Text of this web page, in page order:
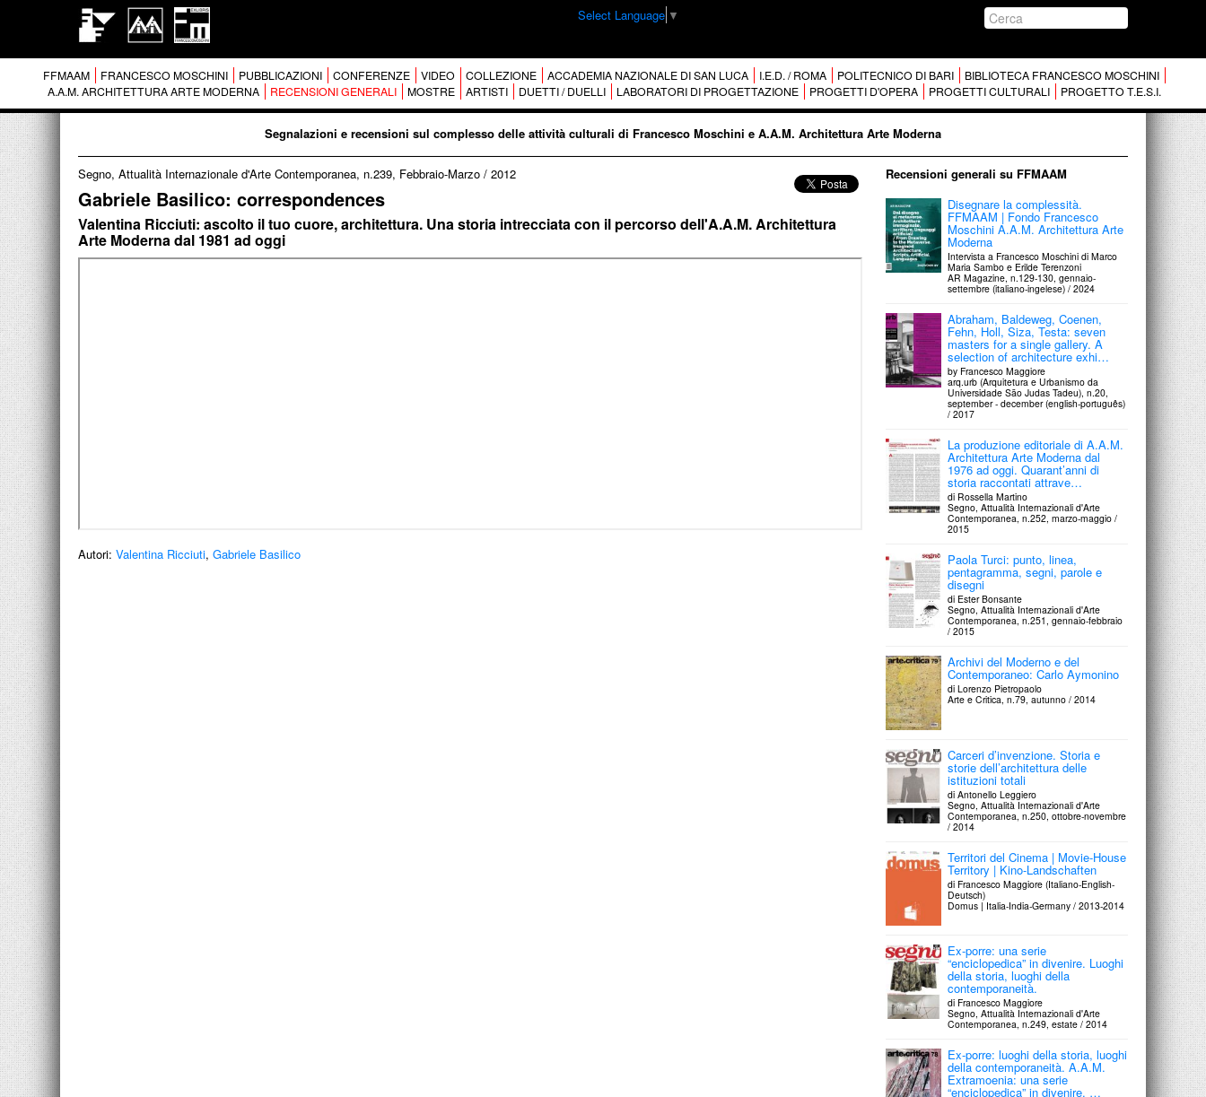
Select Language ▼
FFMAAM FRANCESCO MOSCHINI PUBBLICAZIONI CONFERENZE VIDEO COLLEZIONE ACCADEMIA NAZIONALE DI SAN LUCA I.E.D. / ROMA POLITECNICO DI BARI
BIBLIOTECA FRANCESCO MOSCHINI
A.A.M. ARCHITETTURA ARTE MODERNA
RECENSIONI GENERALI MOSTRE ARTISTI DUETTI / DUELLI LABORATORI DI PROGETTAZIONE PROGETTI D'OPERA PROGETTI CULTURALI PROGETTO T.E.S.I.
Segnalazioni e recensioni sul complesso delle attività culturali di Francesco Moschini e A.A.M. Architettura Arte Moderna
Segno, Attualità Internazionale d'Arte Contemporanea, n.239, Febbraio-Marzo / 2012
Gabriele Basilico: correspondences
Valentina Ricciuti: ascolto il tuo cuore, architettura. Una storia intrecciata con il percorso dell'A.A.M. Architettura
Arte Moderna dal 1981 ad oggi
Autori: Valentina Ricciuti, Gabriele Basilico
Recensioni generali su FFMAAM
Disegnare la complessità.
FFMAAM | Fondo Francesco
Moschini A.A.M. Architettura Arte
Moderna
Intervista a Francesco Moschini di Marco
Maria Sambo e Erilde Terenzoni
AR Magazine, n.129-130, gennaio-
settembre (italiano-ingelese) / 2024
Abraham, Baldeweg, Coenen,
Fehn, Holl, Siza, Testa: seven
masters for a single gallery. A
selection of architecture exhi…
by Francesco Maggiore
arq.urb (Arquitetura e Urbanismo da
Universidade São Judas Tadeu), n.20,
september - december (english-português)
/ 2017
La produzione editoriale di A.A.M.
Architettura Arte Moderna dal
1976 ad oggi. Quarant’anni di
storia raccontati attrave…
di Rossella Martino
Segno, Attualità Internazionali d'Arte
Contemporanea, n.252, marzo-maggio /
2015
Paola Turci: punto, linea,
pentagramma, segni, parole e
disegni
di Ester Bonsante
Segno, Attualità Internazionali d'Arte
Contemporanea, n.251, gennaio-febbraio
/ 2015
Archivi del Moderno e del
Contemporaneo: Carlo Aymonino
di Lorenzo Pietropaolo
Arte e Critica, n.79, autunno / 2014
Carceri d’invenzione. Storia e
storie dell’architettura delle
istituzioni totali
di Antonello Leggiero
Segno, Attualità Internazionali d'Arte
Contemporanea, n.250, ottobre-novembre
/ 2014
Territori del Cinema | Movie-House
Territory | Kino-Landschaften
di Francesco Maggiore (Italiano-English-
Deutsch)
Domus | Italia-India-Germany / 2013-2014
Ex-porre: una serie
“enciclopedica” in divenire. Luoghi
della storia, luoghi della
contemporaneità.
di Francesco Maggiore
Segno, Attualità Internazionali d'Arte
Contemporanea, n.249, estate / 2014
Ex-porre: luoghi della storia, luoghi
della contemporaneità. A.A.M.
Extramoenia: una serie
“enciclopedica” in divenire. …